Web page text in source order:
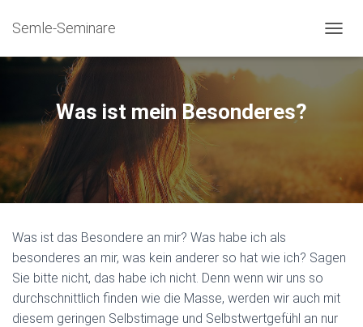
Semle-Seminare
Was ist mein Besonderes?
Was ist das Besondere an mir? Was habe ich als
besonderes an mir, was kein anderer so hat wie ich? Sagen
Sie bitte nicht, das habe ich nicht. Denn wenn wir uns so
durchschnittlich finden wie die Masse, werden wir auch mit
diesem geringen Selbstimage und Selbstwertgefühl an nur